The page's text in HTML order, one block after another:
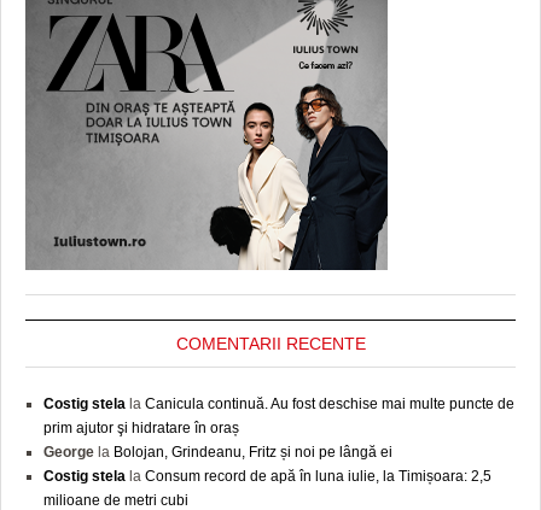
COMENTARII RECENTE
Costig stela la Canicula continuă. Au fost deschise mai multe puncte de
prim ajutor şi hidratare în oraș
George la Bolojan, Grindeanu, Fritz și noi pe lângă ei
Costig stela la Consum record de apă în luna iulie, la Timișoara: 2,5
milioane de metri cubi